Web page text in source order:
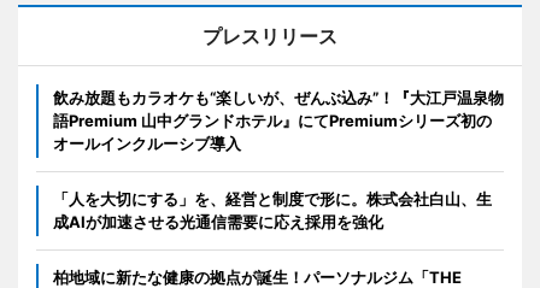
プレスリリース
飲み放題もカラオケも“楽しいが、ぜんぶ込み”！『大江戸温泉物
語Premium 山中グランドホテル』にてPremiumシリーズ初の
オールインクルーシブ導入
「人を大切にする」を、経営と制度で形に。株式会社白山、生
成AIが加速させる光通信需要に応え採用を強化
柏地域に新たな健康の拠点が誕生！パーソナルジム「THE